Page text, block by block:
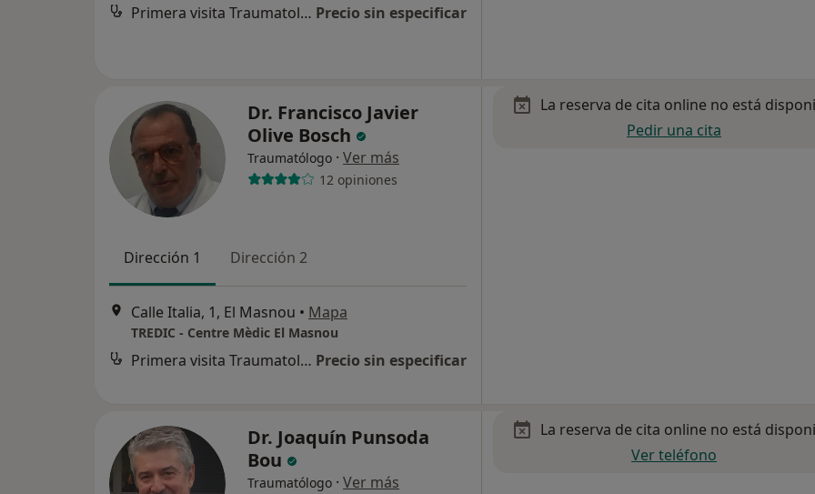
Primera visita Traumatología y Cirugía Ortopédica Precio sin especificar
Dr. Francisco Javier
Olive Bosch
Traumatólogo · Ver más
12 opiniones
Dirección 1 Dirección 2
Calle Italia, 1, El Masnou • Mapa
TREDIC - Centre Mèdic El Masnou
Primera visita Traumatología y Cirugía Ortopédica Precio sin especificar
La reserva de cita online no está
Pedir una cita
Dr. Joaquín Punsoda
Bou
Traumatólogo · Ver más
La reserva de cita online no está
Ver teléfono